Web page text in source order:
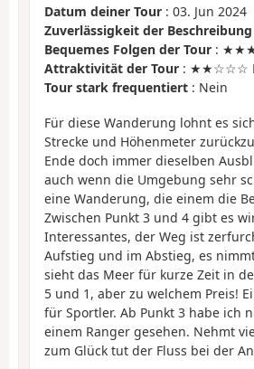
Datum deiner Tour : 03. Jun 2024
Zuverlässigkeit der Beschreibung
Bequemes Folgen der Tour :
Attraktivität der Tour : ★★☆☆☆
Tour stark frequentiert : Nein
Für diese Wanderung lohnt es
Strecke und Höhenmeter
Ende doch immer dieselben
auch wenn die Umgebung sehr
eine Wanderung, die einem die
Zwischen Punkt 3 und 4 gibt es
Interessantes, der Weg ist
Aufstieg und im Abstieg, es
sieht das Meer für kurze Zeit in
5 und 1, aber zu welchem Preis!
für Sportler. Ab Punkt 3 habe ich
einem Ranger gesehen. Nehmt
zum Glück tut der Fluss bei der